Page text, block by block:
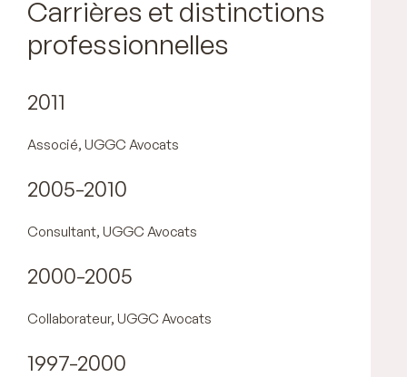
Carrières et distinctions
professionnelles
2011
Associé, UGGC Avocats
2005-2010
Consultant, UGGC Avocats
2000-2005
Collaborateur, UGGC Avocats
1997-2000